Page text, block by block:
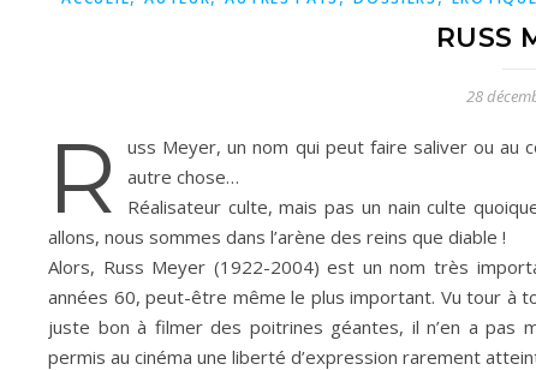
RUSS
28
R
uss Meyer, un nom qui peut faire saliver ou
autre chose…
Réalisateur culte, mais pas un nain culte
allons, nous sommes dans l’arène des reins que diable !
Alors, Russ Meyer (1922-2004) est un nom très
années 60, peut-être même le plus important. Vu tour à
juste bon à filmer des poitrines géantes, il n’en a pas
permis au cinéma une liberté d’expression rarement